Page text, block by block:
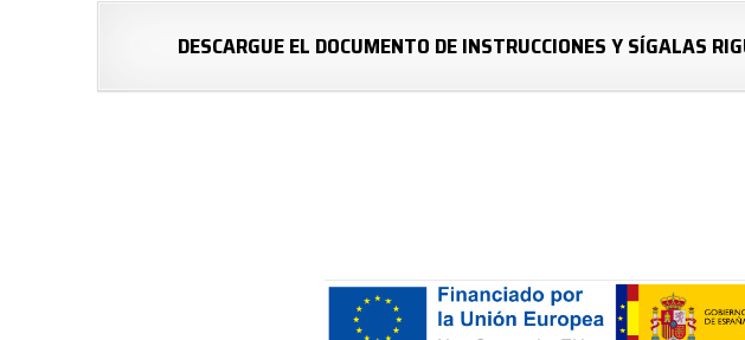
DESCARGUE EL DOCUMENTO DE INSTRUCCIONES Y SÍGALAS